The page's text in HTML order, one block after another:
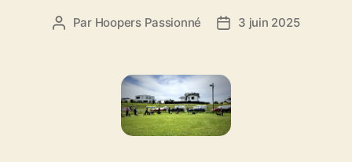
Auteur
Par Hoopers Passionné
Date3 juin 2025